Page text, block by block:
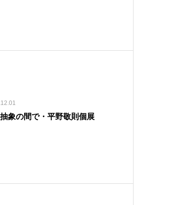
象の間で・平野敬則個展